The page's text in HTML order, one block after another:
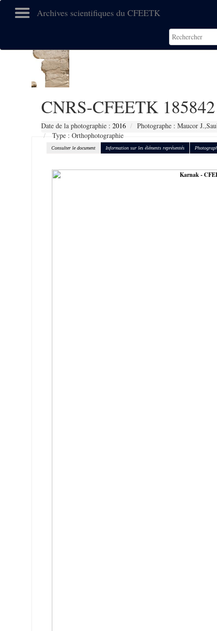
Archives scientifiques du CFEETK
CNRS-CFEETK 185842
Date de la photographie : 2016
Photographe : Maucor
Type : Orthophotographie
Consulter le document Information sur les éléments représentés